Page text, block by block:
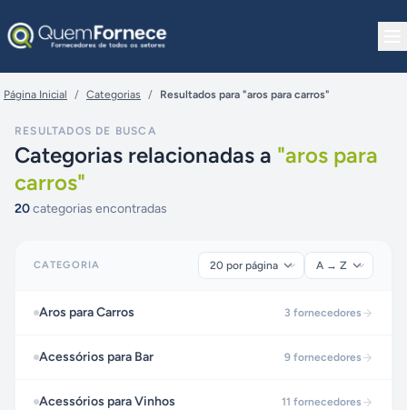
Página Inicial / Categorias / Resultados para "aros para carros"
RESULTADOS DE BUSCA
Categorias relacionadas a "aros para
carros"
20categorias encontradas
CATEGORIA
Aros para Carros 3 fornecedores
Acessórios para Bar 9 fornecedores
Acessórios para Vinhos 11 fornecedores